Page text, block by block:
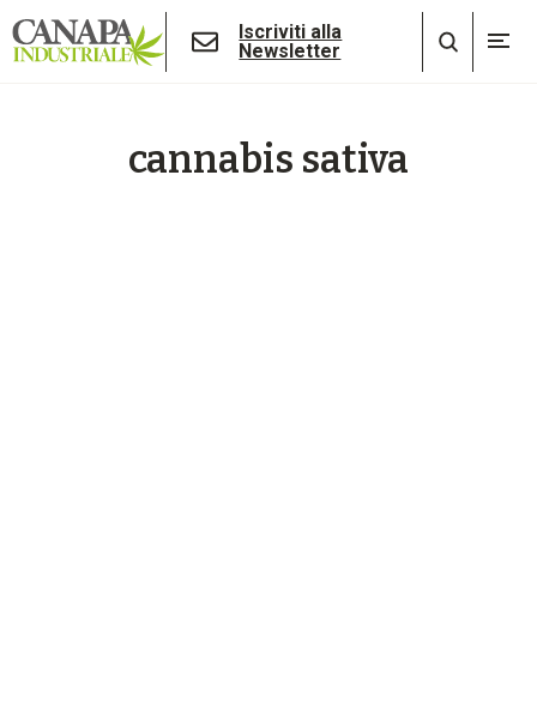
Iscriviti alla
Newsletter
cannabis sativa